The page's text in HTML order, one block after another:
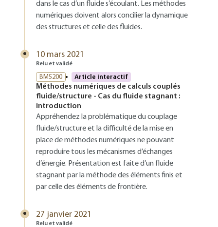
dans le cas d’un fluide s’écoulant. Les méthodes
numériques doivent alors concilier la dynamique
des structures et celle des fluides.
10 mars 2021
Relu et validé
BM5200 Article interactif
Méthodes numériques de calculs couplés
fluide/structure - Cas du fluide stagnant :
introduction
Appréhendez la problématique du couplage
fluide/structure et la difficulté de la mise en
place de méthodes numériques ne pouvant
reproduire tous les mécanismes d’échanges
d’énergie. Présentation est faite d’un fluide
stagnant par la méthode des éléments finis et
par celle des éléments de frontière.
27 janvier 2021
Relu et validé